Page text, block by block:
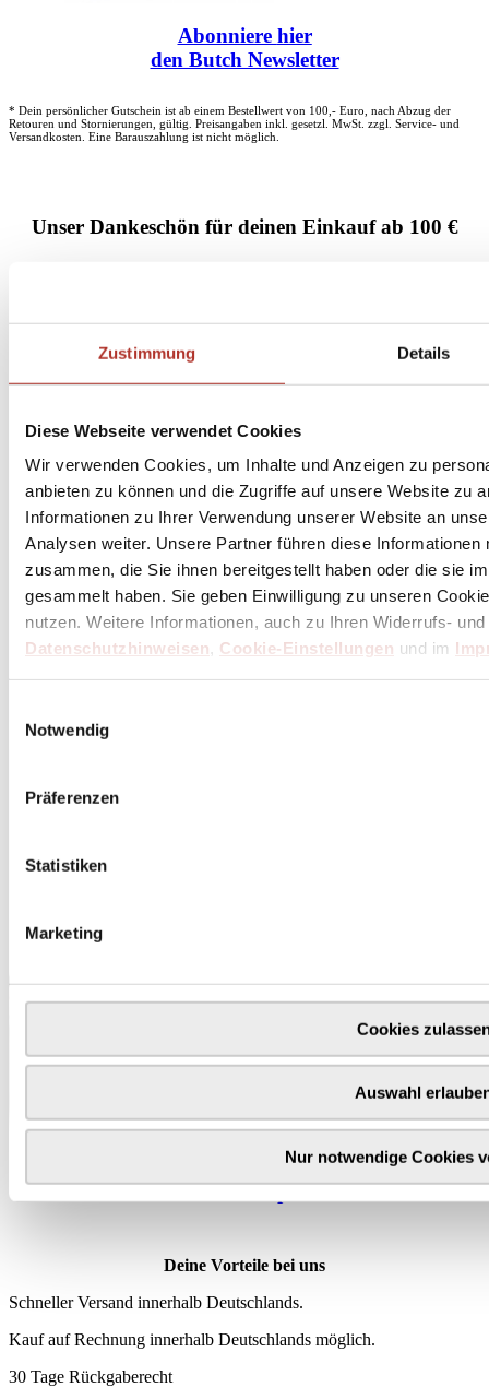
Zustimmung Details
Diese Webseite verwendet Cookies
Wir verwenden Cookies, um Inhalte und Anzeigen zu
anbieten zu können und die Zugriffe auf unsere Website zu
Informationen zu Ihrer Verwendung unserer Website an
Analysen weiter. Unsere Partner führen diese
zusammen, die Sie ihnen bereitgestellt haben oder die sie
gesammelt haben. Sie geben Einwilligung zu unseren
nutzen. Weitere Informationen, auch zu Ihren Widerrufs-
Datenschutzhinweisen, Cookie-Einstellungen und im
Notwendig
Präferenzen
Statistiken
Marketing
Cookies
Auswahl
Nur notwendige Cookies
Abonniere hier
den Butch Newsletter
* Dein persönlicher Gutschein ist ab einem Bestellwert von 100,- Euro, nach Abzug der
Retouren und Stornierungen, gültig. Preisangaben inkl. gesetzl. MwSt. zzgl. Service- und
Versandkosten. Eine Barauszahlung ist nicht möglich.
Unser Dankeschön für deinen Einkauf ab 100 €
hier
deine Produktprämie
Deine Vorteile bei uns
Schneller Versand innerhalb Deutschlands.
Kauf auf Rechnung innerhalb Deutschlands möglich.
30 Tage Rückgaberecht